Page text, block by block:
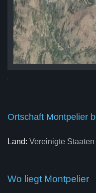
Ortschaft Montpelier
Land: Vereinigte Staaten
Wo liegt Montpelier